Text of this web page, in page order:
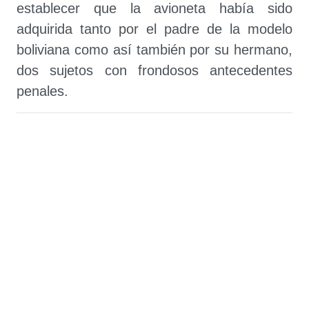
establecer que la avioneta había sido
adquirida tanto por el padre de la modelo
boliviana como así también por su hermano,
dos sujetos con frondosos antecedentes
penales.